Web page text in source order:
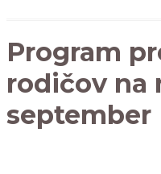
Program
rodičov na
september